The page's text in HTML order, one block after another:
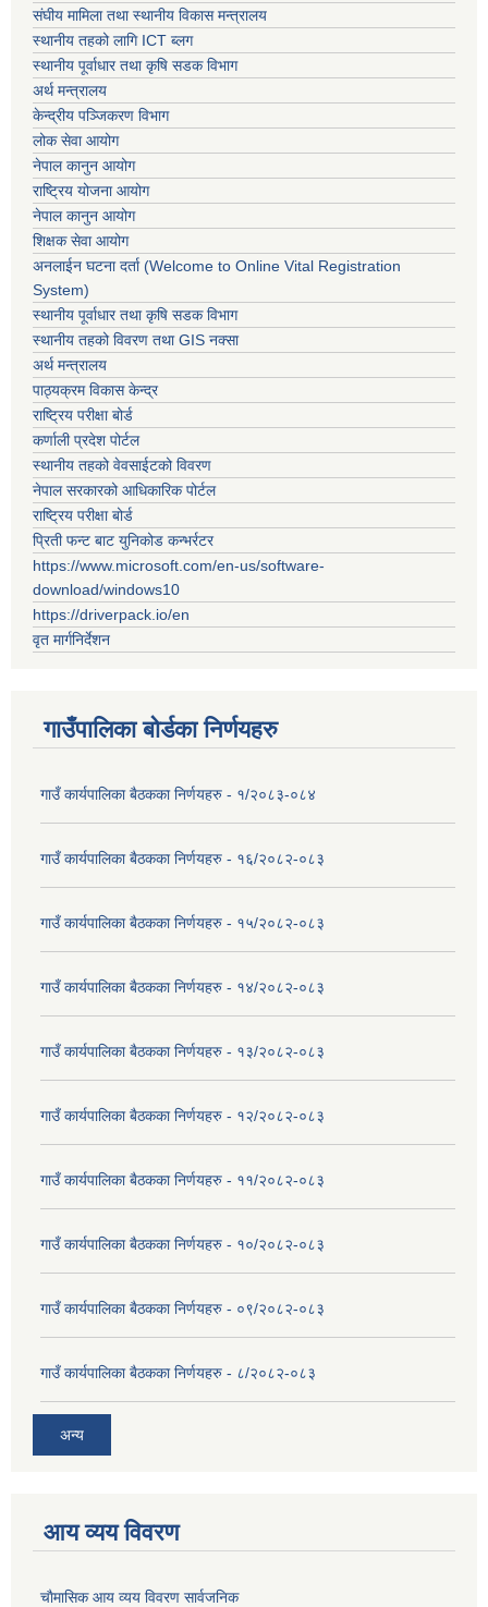
संघीय मामिला तथा स्थानीय विकास मन्त्रालय
स्थानीय तहको लागि ICT ब्लग
स्थानीय पूर्वाधार तथा कृषि सडक विभाग
अर्थ मन्त्रालय
केन्द्रीय पञ्जिकरण विभाग
लोक सेवा आयोग
नेपाल कानुन आयोग
राष्ट्रिय योजना आयोग
नेपाल कानुन आयोग
शिक्षक सेवा आयोग
अनलाईन घटना दर्ता (Welcome to Online Vital Registration
System)
स्थानीय पूर्वाधार तथा कृषि सडक विभाग
स्थानीय तहको विवरण तथा GIS नक्सा
अर्थ मन्त्रालय
पाठ्यक्रम विकास केन्द्र
राष्ट्रिय परीक्षा बोर्ड
कर्णाली प्रदेश पोर्टल
स्थानीय तहको वेवसाईटको विवरण
नेपाल सरकारको आधिकारिक पोर्टल
राष्ट्रिय परीक्षा बोर्ड
प्रिती फन्ट बाट युनिकोड कन्भर्रटर
https://www.microsoft.com/en-us/software-
download/windows10
https://driverpack.io/en
वृत मार्गनिर्देशन
गाउँपालिका बोर्डका निर्णयहरु
गाउँ कार्यपालिका बैठकका निर्णयहरु - १/२०८३-०८४
गाउँ कार्यपालिका बैठकका निर्णयहरु - १६/२०८२-०८३
गाउँ कार्यपालिका बैठकका निर्णयहरु - १५/२०८२-०८३
गाउँ कार्यपालिका बैठकका निर्णयहरु - १४/२०८२-०८३
गाउँ कार्यपालिका बैठकका निर्णयहरु - १३/२०८२-०८३
गाउँ कार्यपालिका बैठकका निर्णयहरु - १२/२०८२-०८३
गाउँ कार्यपालिका बैठकका निर्णयहरु - ११/२०८२-०८३
गाउँ कार्यपालिका बैठकका निर्णयहरु - १०/२०८२-०८३
गाउँ कार्यपालिका बैठकका निर्णयहरु - ०९/२०८२-०८३
गाउँ कार्यपालिका बैठकका निर्णयहरु - ८/२०८२-०८३
अन्य
आय व्यय विवरण
चाैमासिक आय व्यय विवरण सार्वजनिक